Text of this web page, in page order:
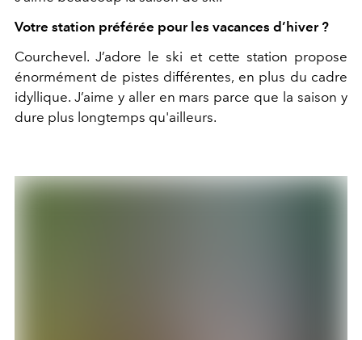
Votre station préférée pour les vacances d’hiver ?
Courchevel. J’adore le ski et cette station propose
énormément de pistes différentes, en plus du cadre
idyllique. J’aime y aller en mars parce que la saison y
dure plus longtemps qu'ailleurs.